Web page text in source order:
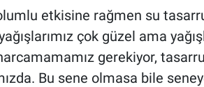
olumlu etkisine rağmen su
çok güzel ama
gerekiyor,
Bu sene olmasa bile